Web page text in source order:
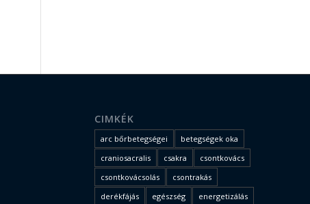
CIMKÉK
arc bőrbetegségei
betegségek oka
craniosacralis
csakra
csontkovács
csontkovácsolás
csontrakás
derékfájás
egészség
energetizálás